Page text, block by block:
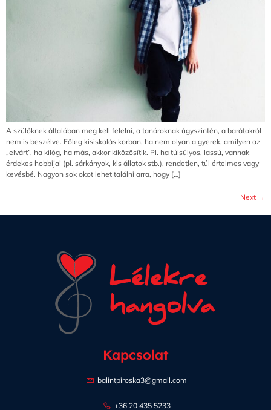
A szülőknek általában meg kell felelni, a tanároknak úgyszintén, a barátokról
nem is beszélve. Főleg kisiskolás korban, ha nem olyan a gyerek, amilyen az
„elvárt”, ha kilóg, ha más, akkor kiközösítik. Pl. ha túlsúlyos, lassú, vannak
érdekes hobbijai (pl. sárkányok, kis állatok stb.), rendetlen, túl értelmes vagy
kevésbé. Nagyon sok okot lehet találni arra, hogy […]
Next →
Kapcsolat
balintpiroska3@gmail.com
+36 20 435 5233